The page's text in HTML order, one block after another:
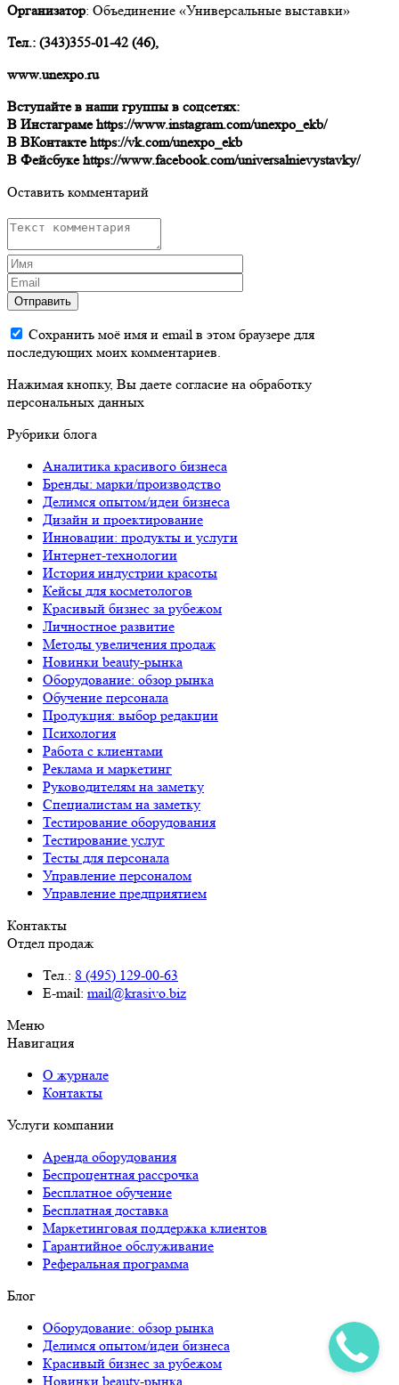
Организатор: Объединение «Универсальные выставки»
Тел.: (343)355-01-42 (46),
www.unexpo.ru
Вступайте в наши группы в соцсетях:
В Инстаграме https://www.instagram.com/unexpo_ekb/
В ВКонтакте https://vk.com/unexpo_ekb
В Фейсбуке https://www.facebook.com/universalnievystavky/
Оставить комментарий
Отправить
Сохранить моё имя и email в этом браузере для
последующих моих комментариев.
Нажимая кнопку, Вы даете согласие на обработку
персональных данных
Рубрики блога
Аналитика красивого бизнеса
Бренды: марки/производство
Делимся опытом/идеи бизнеса
Дизайн и проектирование
Инновации: продукты и услуги
Интернет-технологии
История индустрии красоты
Кейсы для косметологов
Красивый бизнес за рубежом
Личностное развитие
Методы увеличения продаж
Новинки beauty-рынка
Оборудование: обзор рынка
Обучение персонала
Продукция: выбор редакции
Психология
Работа с клиентами
Реклама и маркетинг
Руководителям на заметку
Специалистам на заметку
Тестирование оборудования
Тестирование услуг
Тесты для персонала
Управление персоналом
Управление предприятием
Контакты
Отдел продаж
Тел.: 8 (495) 129-00-63
E-mail: mail@krasivo.biz
Меню
Навигация
О журнале
Контакты
Услуги компании
Аренда оборудования
Беспроцентная рассрочка
Бесплатное обучение
Бесплатная доставка
Маркетинговая поддержка клиентов
Гарантийное обслуживание
Реферальная программа
Блог
Оборудование: обзор рынка
Делимся опытом/идеи бизнеса
Красивый бизнес за рубежом
Новинки beauty-рынка